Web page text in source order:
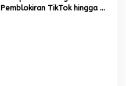
Pemblokiran TikTok hingga 3